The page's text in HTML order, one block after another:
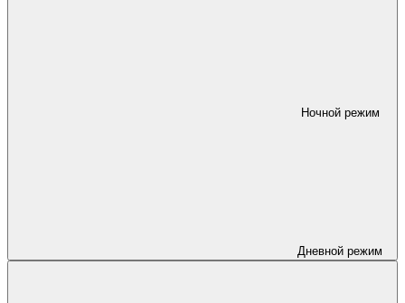
Ночной режим
Дневной режим